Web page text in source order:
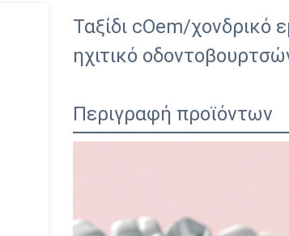
Ταξίδι cOem/
ηχιτικό
Περιγραφή προϊόντων